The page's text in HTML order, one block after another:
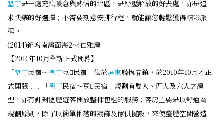
墾丁是一處充滿暖意與熱情的地區，是紓壓解放的好去處，亦是追
求快樂的好選擇；不需要刻意安排行程，就能讓您輕鬆獲得精彩旅
程。
(2014)新增南灣面海2~4仁雅房
【2010年10月全新正式開幕】
「墾丁民宿～墾丁豆民宿」位於屏東縣恆春鎮，於2010年10月才正
式開張！！「墾丁民宿～豆民宿」規劃有雙人、四人及六人之房
型，亦有針對團體遊客開放整棟包租的服務；客房主要是以舒適為
規劃原則，除了以簡單俐落的寢飾及傢俱擺設，來使整體空間營造